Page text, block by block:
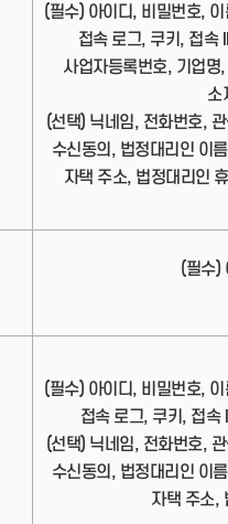
(필수) 아이디, 비밀번호,
접속 로그, 쿠키, 접속
사업자등록번호, 기업
소
(선택) 닉네임, 전화번호,
수신동의, 법정대리인 이
자택 주소, 법정대리인
(필수)
(필수) 아이디, 비밀번호,
접속 로그, 쿠키, 접속
(선택) 닉네임, 전화번호,
수신동의, 법정대리인 이
자택 주소,